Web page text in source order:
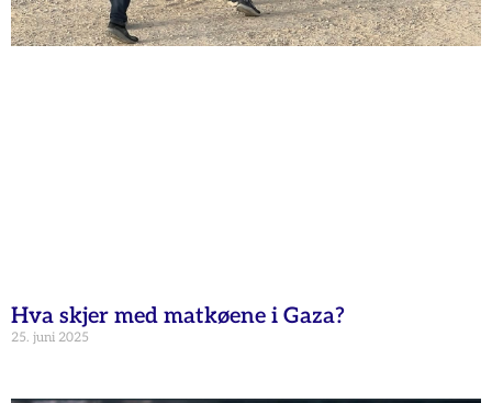
Hva skjer med matkøene i Gaza?
25. juni 2025